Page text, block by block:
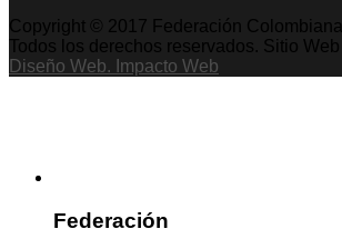
Copyright © 2017 Federación
Todos los derechos reservados. Sitio
Diseño Web. Impacto Web
Federación